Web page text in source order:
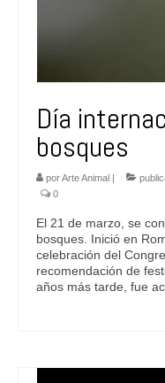
Día
bosques
porArte Animal |
0
El 21 de marzo, se
bosques. Inició en
celebración del
recomendación de
años más tarde, fue